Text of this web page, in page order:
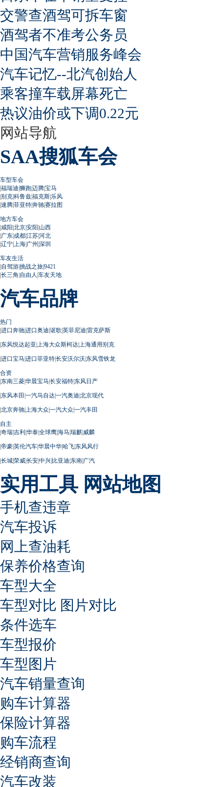
交警查酒驾可拆车窗
酒驾者不准考公务员
中国汽车营销服务峰会
汽车记忆--北汽创始人
乘客撞车载屏幕死亡
热议油价或下调0.22元
网站导航
SAA搜狐车会
车型车会
|福瑞迪|狮跑|迈腾|宝马
|别克|科鲁兹|福克斯|乐风
|速腾|菲亚特|奔驰|赛拉图
地方车会
|咸阳|北京|安阳|山西
|广东|成都|江苏|河北
|辽宁| 上海|广州 |深圳
车友生活
|自驾游|挑战之旅|9421
|长三角 |自由人 |车友天地
汽车品牌
热门
|进口奔驰|进口奥迪|讴歌|英菲尼迪|雷克萨斯
|东风悦达起亚| 上海大众斯柯达| 上海通用别克
|进口宝马|进口菲亚特|长安沃尔沃|东风雪铁龙
合资
|东南三菱|华晨宝马|长安福特|东风日产
|东风本田 |一汽马自达|一汽奥迪|北京现代
|北京奔驰| 上海大众|一汽大众|一汽丰田
自主
|奇瑞|吉利|华泰|全球鹰|海马|瑞麒|威麟
|帝豪|英伦汽车|华晨中华|哈飞|东风风行
|长城|荣威|长安|中兴|比亚迪|东南|广汽
实用工具 网站地图
手机查违章
汽车投诉
网上查油耗
保养价格查询
车型大全
车型对比 图片对比
条件选车
车型报价
车型图片
汽车销量查询
购车计算器
保险计算器
购车流程
经销商查询
汽车改装